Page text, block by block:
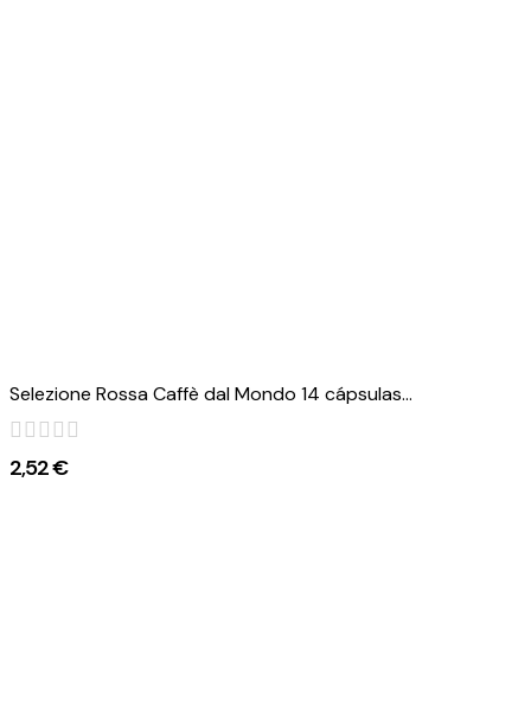
Selezione Rossa Caffè dal Mondo 14 cápsulas...
2,52 €